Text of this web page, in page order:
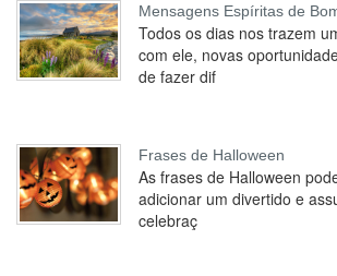
Mensagens Espíritas de
Todos os dias nos trazem
com ele, novas
de fazer dif
Frases de Halloween
As frases de Halloween
adicionar um divertido e
celebraç